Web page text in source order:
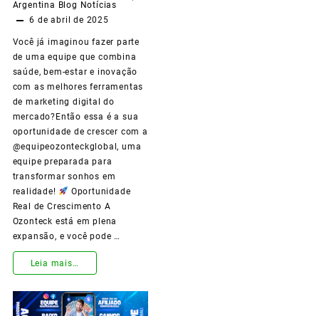
de
Vida
com
Produtos
Ozonizados
Argentina Blog Notícias
6 de abril de 2025
Você já imaginou fazer parte
de uma equipe que combina
saúde, bem-estar e inovação
com as melhores ferramentas
de marketing digital do
mercado?Então essa é a sua
oportunidade de crescer com a
@equipeozonteckglobal, uma
equipe preparada para
transformar sonhos em
realidade!
Oportunidade
Real de Crescimento A
Ozonteck está em plena
expansão, e você pode …
Parte
Leia mais…